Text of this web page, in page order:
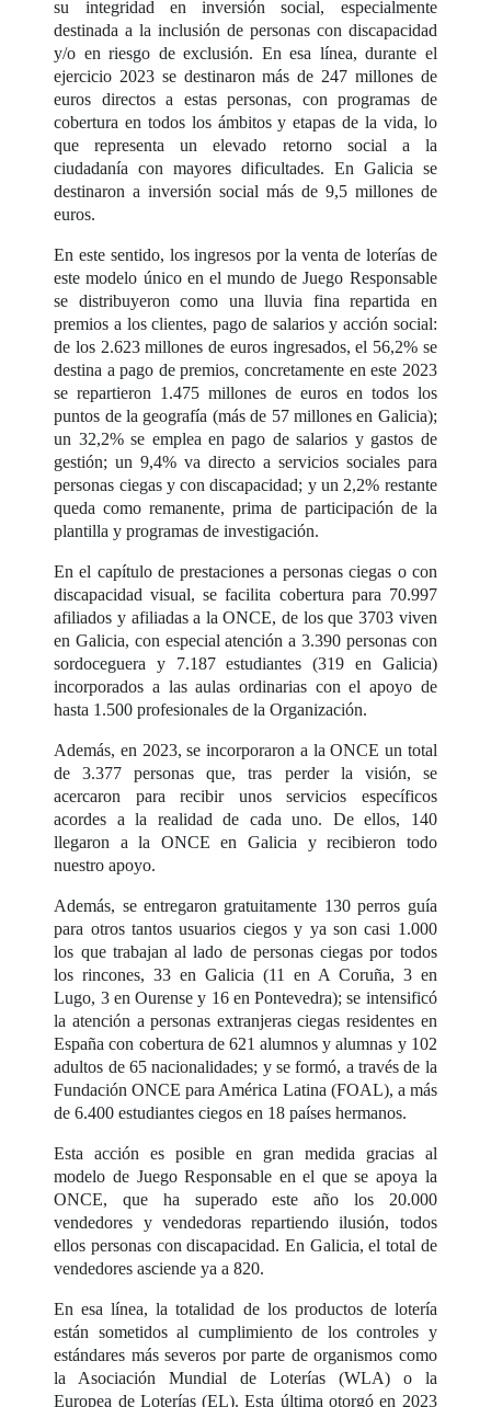
su integridad en inversión social, especialmente
destinada a la inclusión de personas con discapacidad
y/o en riesgo de exclusión. En esa línea, durante el
ejercicio 2023 se destinaron más de 247 millones de
euros directos a estas personas, con programas de
cobertura en todos los ámbitos y etapas de la vida, lo
que representa un elevado retorno social a la
ciudadanía con mayores dificultades. En Galicia se
destinaron a inversión social más de 9,5 millones de
euros.
En este sentido, los ingresos por la venta de loterías de
este modelo único en el mundo de Juego Responsable
se distribuyeron como una lluvia fina repartida en
premios a los clientes, pago de salarios y acción social:
de los 2.623 millones de euros ingresados, el 56,2% se
destina a pago de premios, concretamente en este 2023
se repartieron 1.475 millones de euros en todos los
puntos de la geografía (más de 57 millones en Galicia);
un 32,2% se emplea en pago de salarios y gastos de
gestión; un 9,4% va directo a servicios sociales para
personas ciegas y con discapacidad; y un 2,2% restante
queda como remanente, prima de participación de la
plantilla y programas de investigación.
En el capítulo de prestaciones a personas ciegas o con
discapacidad visual, se facilita cobertura para 70.997
afiliados y afiliadas a la ONCE, de los que 3703 viven
en Galicia, con especial atención a 3.390 personas con
sordoceguera y 7.187 estudiantes (319 en Galicia)
incorporados a las aulas ordinarias con el apoyo de
hasta 1.500 profesionales de la Organización.
Además, en 2023, se incorporaron a la ONCE un total
de 3.377 personas que, tras perder la visión, se
acercaron para recibir unos servicios específicos
acordes a la realidad de cada uno. De ellos, 140
llegaron a la ONCE en Galicia y recibieron todo
nuestro apoyo.
Además, se entregaron gratuitamente 130 perros guía
para otros tantos usuarios ciegos y ya son casi 1.000
los que trabajan al lado de personas ciegas por todos
los rincones, 33 en Galicia (11 en A Coruña, 3 en
Lugo, 3 en Ourense y 16 en Pontevedra); se intensificó
la atención a personas extranjeras ciegas residentes en
España con cobertura de 621 alumnos y alumnas y 102
adultos de 65 nacionalidades; y se formó, a través de la
Fundación ONCE para América Latina (FOAL), a más
de 6.400 estudiantes ciegos en 18 países hermanos.
Esta acción es posible en gran medida gracias al
modelo de Juego Responsable en el que se apoya la
ONCE, que ha superado este año los 20.000
vendedores y vendedoras repartiendo ilusión, todos
ellos personas con discapacidad. En Galicia, el total de
vendedores asciende ya a 820.
En esa línea, la totalidad de los productos de lotería
están sometidos al cumplimiento de los controles y
estándares más severos por parte de organismos como
la Asociación Mundial de Loterías (WLA) o la
Europea de Loterías (EL). Esta última otorgó en 2023